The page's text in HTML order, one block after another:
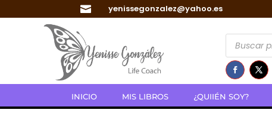
 yenissegonzalez@yahoo.es
Búsqueda
de
productos
INICIO MIS LIBROS ¿QUIIÉN SOY?